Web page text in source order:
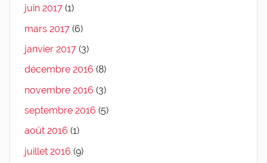
juin 2017 (1)
mars 2017 (6)
janvier 2017 (3)
décembre 2016 (8)
novembre 2016 (3)
septembre 2016 (5)
août 2016 (1)
juillet 2016 (9)